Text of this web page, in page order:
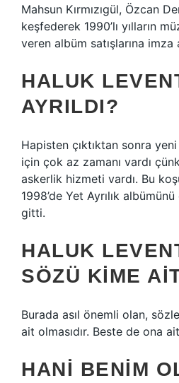
Mahsun Kırmızıgül, Özcan
keşfederek 1990’lı yılların
veren albüm satışlarına imza
HALUK
AYRILDI?
Hapisten çıktıktan sonra
için çok az zamanı vardı
askerlik hizmeti vardı. Bu
1998’de Yet Ayrılık
gitti.
HALUK
SÖZÜ KIME
Burada asıl önemli olan,
ait olmasıdır. Beste de ona
HANI BENIM